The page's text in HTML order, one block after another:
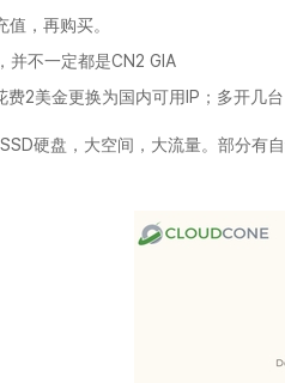
，再购买。
并不一定都是CN2 GIA
2美金更换为国内可用IP；多开几
硬盘，大空间，大流量。部分有